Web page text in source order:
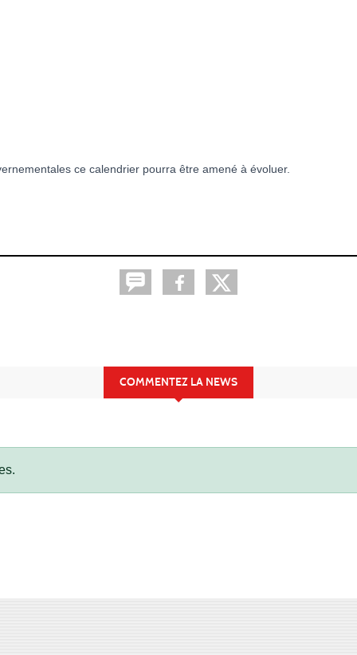
ce calendrier pourra être amené à évoluer.
COMMENTEZ LA NEWS